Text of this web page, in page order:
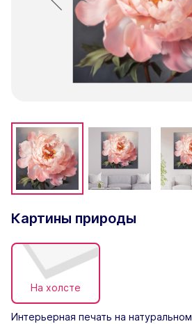
Картины природы
На холсте
Интерьерная печать на